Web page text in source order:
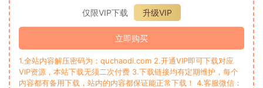
仅限VIP下载
升级VIP
立即购买
1.全站内容解压密码为：quchaodi.com 2.开通VIP即可下载对应
VIP资源，本站下载无须二次付费 3.下载链接均有定期维护，每个
内容都有备用下载，站内的内容都保证能正常下载！ 4.客服微信：